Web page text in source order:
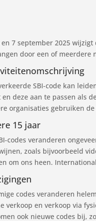
en 7 september 2025
door een of meerdere
SBI-code kan
en deze aan te passen als
organisaties gebruiken
15 jaar
codes veranderen
zoals bijvoorbeeld
om ons heen.
codes veranderen
verkoop en verkoop via
ook nieuwe codes bij,